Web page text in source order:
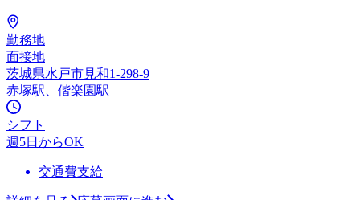
勤務地
面接地
茨城県水戸市見和1-298-9
赤塚駅、偕楽園駅
シフト
週5日からOK
交通費支給